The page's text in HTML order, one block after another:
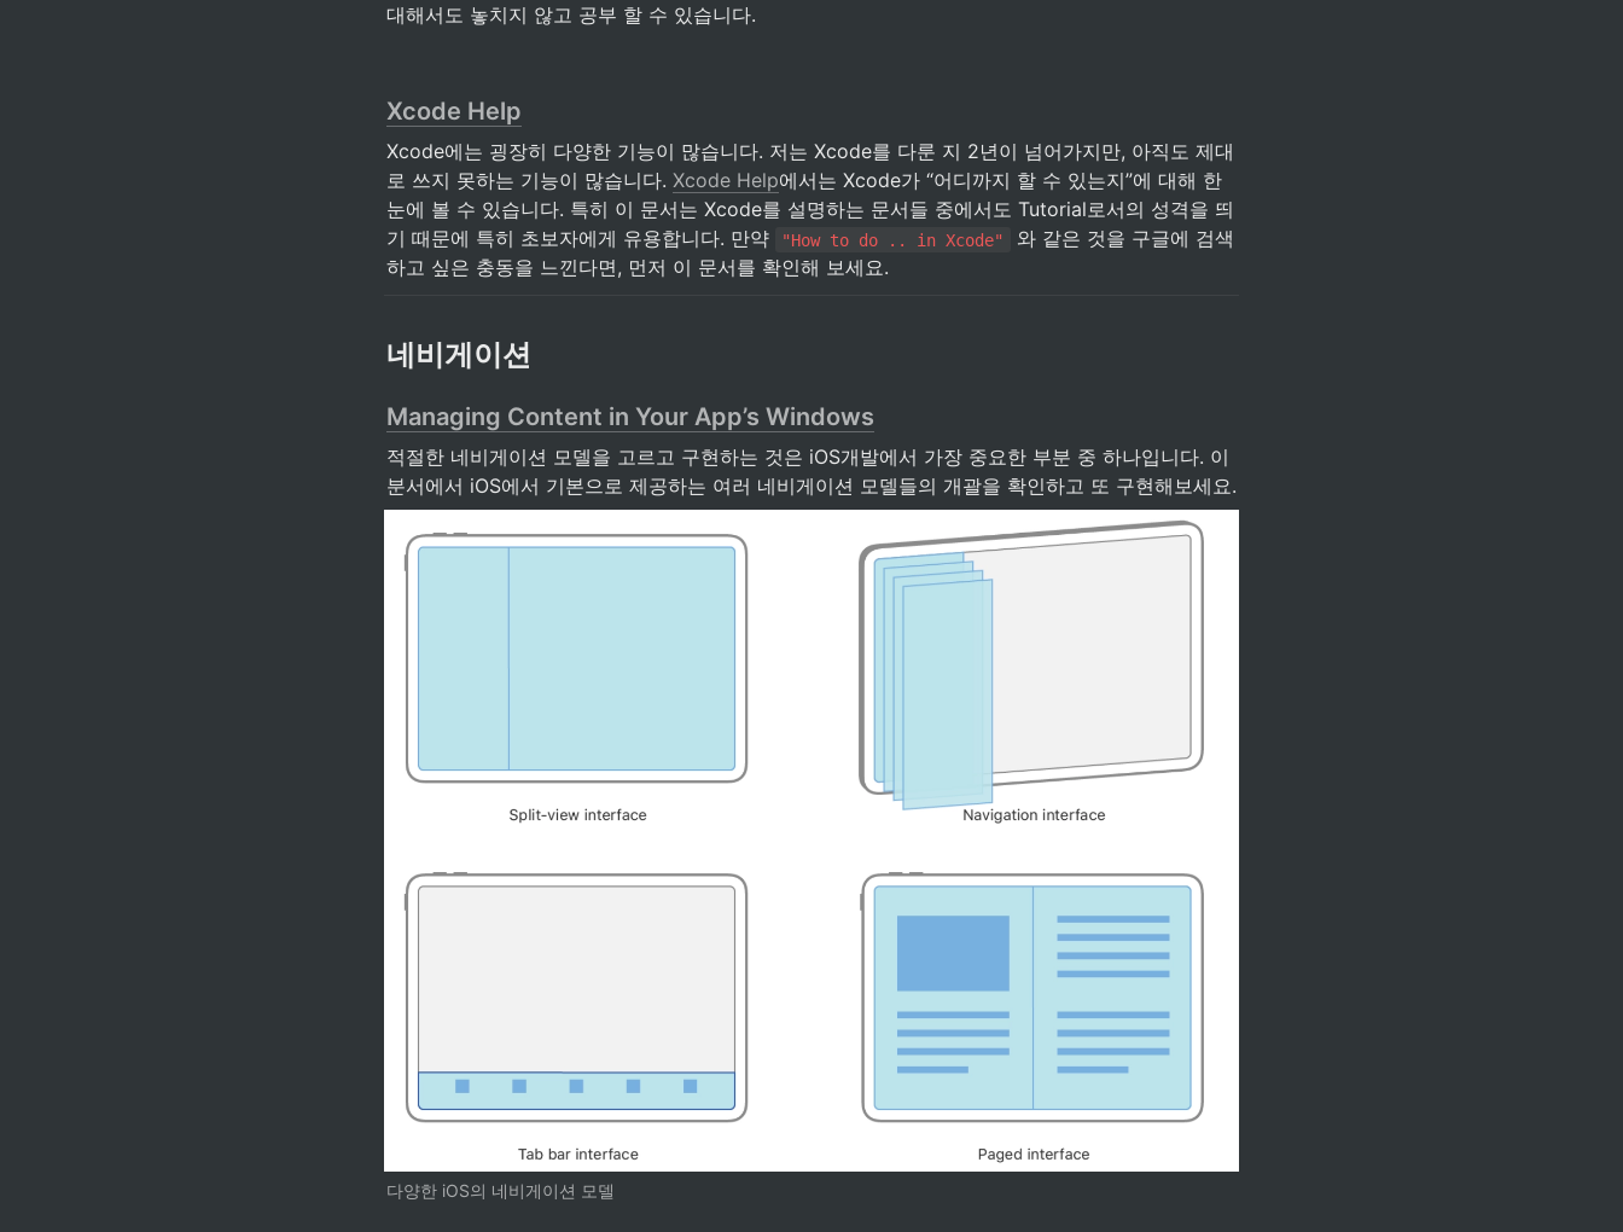
대해서도 놓치지 않고 공부 할 수 있습니다.
Xcode Help
Xcode에는 굉장히 다양한 기능이 많습니다. 저는 Xcode를 다룬 지 2년이 넘어가지만, 아직도 제대
로 쓰지 못하는 기능이 많습니다. Xcode Help에서는 Xcode가 “어디까지 할 수 있는지”에 대해 한
눈에 볼 수 있습니다. 특히 이 문서는 Xcode를 설명하는 문서들 중에서도 Tutorial로서의 성격을 띄
기 때문에 특히 초보자에게 유용합니다. 만약
"How to do .. in Xcode"
와 같은 것을 구글에 검색
하고 싶은 충동을 느낀다면, 먼저 이 문서를 확인해 보세요.
네비게이션
Managing Content in Your App’s Windows
적절한 네비게이션 모델을 고르고 구현하는 것은 iOS개발에서 가장 중요한 부분 중 하나입니다. 이
분서에서 iOS에서 기본으로 제공하는 여러 네비게이션 모델들의 개괄을 확인하고 또 구현해보세요.
다양한 iOS의 네비게이션 모델